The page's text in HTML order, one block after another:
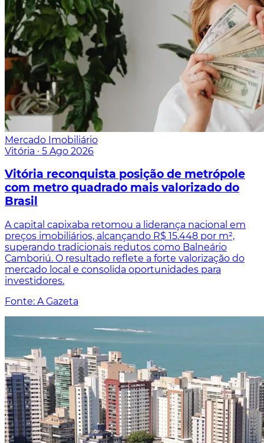
Mercado Imobiliário
Vitória · 5 Ago 2026
Vitória reconquista posição de metrópole
com metro quadrado mais valorizado do
Brasil
A capital capixaba retomou a liderança nacional em
preços imobiliários, alcançando R$ 15.448 por m²,
superando tradicionais redutos como Balneário
Camboriú. O resultado reflete a forte valorização do
mercado local e consolida oportunidades para
investidores.
Fonte: A Gazeta